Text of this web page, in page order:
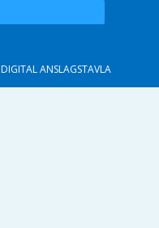
DIGITAL ANSLAGSTAVLA